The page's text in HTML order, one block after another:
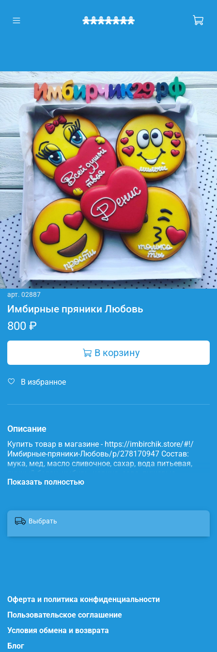
арт. 02887
Имбирные пряники Любовь
800 ₽
В корзину
В избранное
Описание
Купить товар в магазине - https://imbirchik.store/#!/
Имбирные-пряники-Любовь/p/278170947 Состав:
мука, мед, масло сливочное, сахар, вода питьевая,
яичный белок, имбирь, корица, сода, пищевые
красители.
Показать полностью
Выбрать
Оферта и политика конфиденциальности
Пользовательское соглашение
Условия обмена и возврата
Блог